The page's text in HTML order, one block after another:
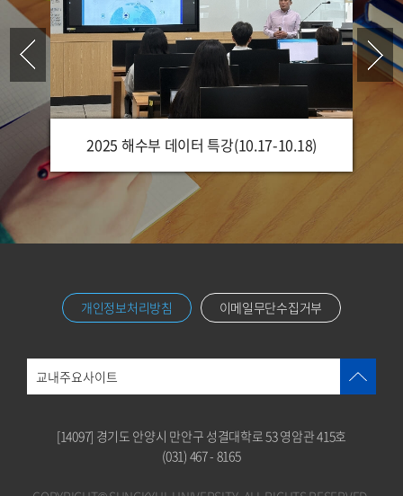
2025 해수부 데이터 특강(10.17-10.18)
개인정보처리방침 이메일무단수집거부
교내주요사이트
[14097] 경기도 안양시 만안구 성결대학로 53 영암관 415호
(031) 467 - 8165